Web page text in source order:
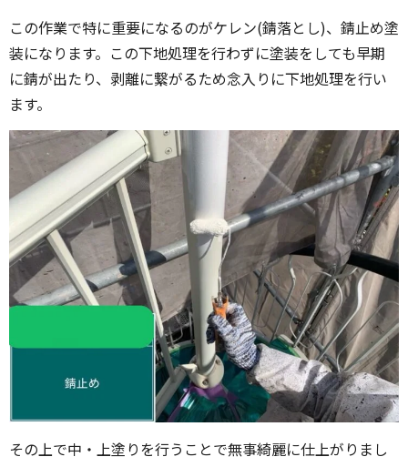
この作業で特に重要になるのがケレン(錆落とし)、錆止め塗
装になります。この下地処理を行わずに塗装をしても早期
に錆が出たり、剥離に繋がるため念入りに下地処理を行い
ます。
その上で中・上塗りを行うことで無事綺麗に仕上がりまし